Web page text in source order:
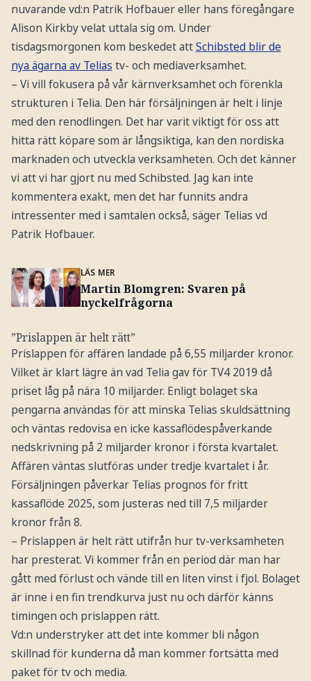
nuvarande vd:n Patrik Hofbauer eller hans föregångare
Alison Kirkby velat uttala sig om. Under
tisdagsmorgonen kom beskedet attSchibsted blir de
nya ägarna av Telias tv- och mediaverksamhet.
– Vi vill fokusera på vår kärnverksamhet och förenkla
strukturen i Telia. Den här försäljningen är helt i linje
med den renodlingen. Det har varit viktigt för oss att
hitta rätt köpare som är långsiktiga, kan den nordiska
marknaden och utveckla verksamheten. Och det känner
vi att vi har gjort nu med Schibsted. Jag kan inte
kommentera exakt, men det har funnits andra
intressenter med i samtalen också, säger Telias vd
Patrik Hofbauer.
LÄS MER
Martin Blomgren: Svaren på
nyckelfrågorna
”Prislappen är helt rätt”
Prislappen för affären landade på 6,55 miljarder kronor.
Vilket är klart lägre än vad Telia gav för TV4 2019 då
priset låg på nära 10 miljarder. Enligt bolaget ska
pengarna användas för att minska Telias skuldsättning
och väntas redovisa en icke kassaflödespåverkande
nedskrivning på 2 miljarder kronor i första kvartalet.
Affären väntas slutföras under tredje kvartalet i år.
Försäljningen påverkar Telias prognos för fritt
kassaflöde 2025, som justeras ned till 7,5 miljarder
kronor från 8.
– Prislappen är helt rätt utifrån hur tv-verksamheten
har presterat. Vi kommer från en period där man har
gått med förlust och vände till en liten vinst i fjol. Bolaget
är inne i en fin trendkurva just nu och därför känns
timingen och prislappen rätt.
Vd:n understryker att det inte kommer bli någon
skillnad för kunderna då man kommer fortsätta med
paket för tv och media.